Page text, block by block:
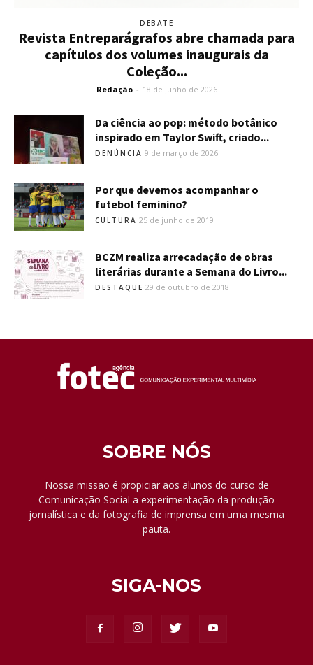
DEBATE
Revista Entreparágrafos abre chamada para
capítulos dos volumes inaugurais da
Coleção...
Redação - 18 de junho de 2026
Da ciência ao pop: método botânico
inspirado em Taylor Swift, criado...
DENÚNCIA 9 de março de 2026
Por que devemos acompanhar o
futebol feminino?
CULTURA 25 de junho de 2019
BCZM realiza arrecadação de obras
literárias durante a Semana do Livro...
DESTAQUE 29 de outubro de 2018
SOBRE NÓS
Nossa missão é propiciar aos alunos do curso de
Comunicação Social a experimentação da produção
jornalística e da fotografia de imprensa em uma mesma
pauta.
SIGA-NOS